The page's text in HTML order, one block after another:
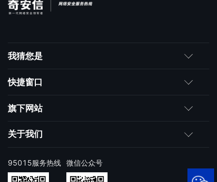
我猜您是
客户
合作伙伴
求职者
快捷窗口
如何购买
产品注册与激活
样本上报
旗下网站
网神
技术研究院
关于我们
公司简介
公司新闻
95015服务热线 微信公众号